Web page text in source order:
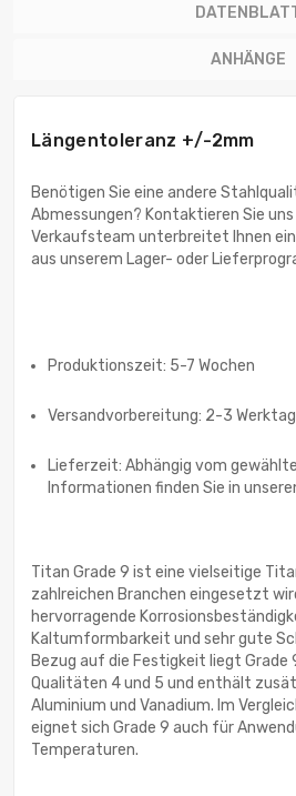
ANHÄNGE
Längentoleranz +/-2mm
Benötigen Sie eine andere
Abmessungen? Kontaktieren Sie uns
Verkaufsteam unterbreitet Ihnen
aus unserem Lager- oder
Produktionszeit: 5-7 Wochen
Versandvorbereitung: 2-3
Lieferzeit: Abhängig vom
Informationen finden Sie in
Titan Grade 9 ist eine vielseitige
zahlreichen Branchen eingesetzt
hervorragende
Kaltumformbarkeit und sehr gute
Bezug auf die Festigkeit liegt Grade
Qualitäten 4 und 5 und enthält
Aluminium und Vanadium. Im
eignet sich Grade 9 auch für
Temperaturen.